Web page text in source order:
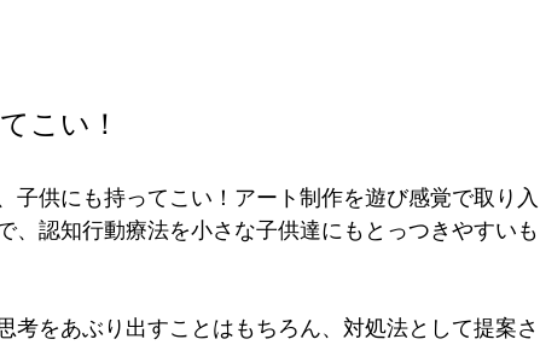
こい！
子供にも持ってこい！アート制作を遊び感覚で取り入
、認知行動療法を小さな子供達にもとっつきやすいも
考をあぶり出すことはもちろん、対処法として提案さ